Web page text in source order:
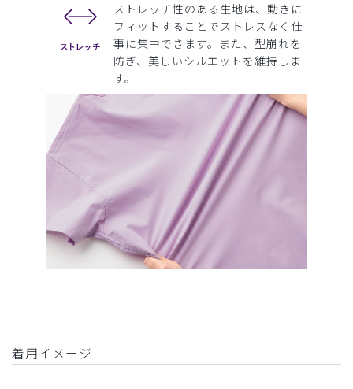
ストレッチ性のある生地は、動きに
フィットすることでストレスなく仕
事に集中できます。また、型崩れを
防ぎ、美しいシルエットを維持しま
す。
着用イメージ